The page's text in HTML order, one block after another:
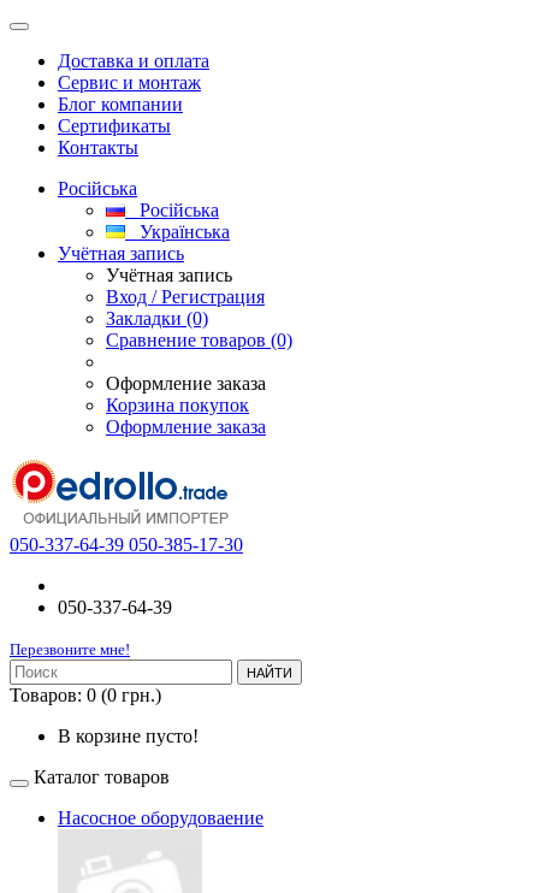
Доставка и оплата
Сервис и монтаж
Блог компании
Сертификаты
Контакты
Російська
Російська
Українська
Учётная запись
Учётная запись
Вход / Регистрация
Закладки (0)
Сравнение товаров (0)
Оформление заказа
Корзина покупок
Оформление заказа
050-337-64-39 050-385-17-30
050-337-64-39
Перезвоните мне!
НАЙТИ
Товаров: 0 (0 грн.)
В корзине пусто!
Каталог товаров
Насосное оборудоваение